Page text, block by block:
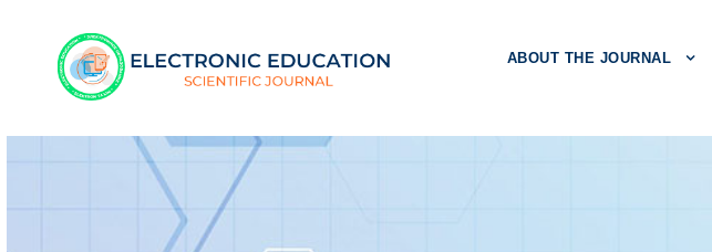
ABOUT THE JOURNAL